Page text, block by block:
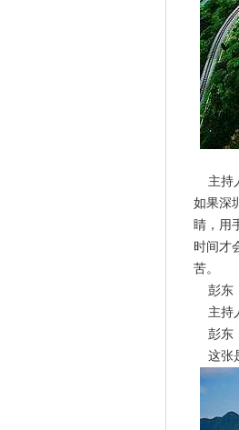
主持
如果深
睛，用
时间才
苦。
彭东
主持
彭东
这张